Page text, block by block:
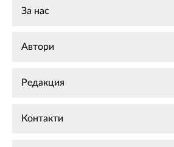
За нас
Автори
Редакция
Контакти